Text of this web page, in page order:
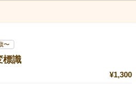
〜
標識
¥1,300